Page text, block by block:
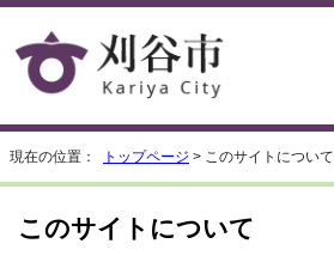
現在の位置： トップページ > このサイトについて
このサイトについて